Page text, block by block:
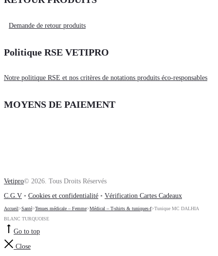
Demande de retour produits
Politique RSE VETIPRO
Notre politique RSE et nos critères de notations produits éco-responsables
MOYENS DE PAIEMENT
Vetipro© 2026. Tous Droits Réservés
C.G.V • Cookies et confidentialité • Vérification Cartes Cadeaux
Accueil>Santé>Tenues médicale – Femme>Médical – T-shirts & tuniques-f>Tunique MC DALHIA
BLANC TURQUOISE
Go to top
Close